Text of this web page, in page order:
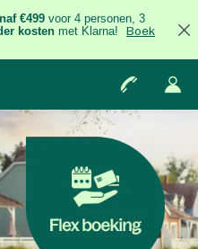
€499 voor 4 personen, 3
kosten met Klarna!
Boek